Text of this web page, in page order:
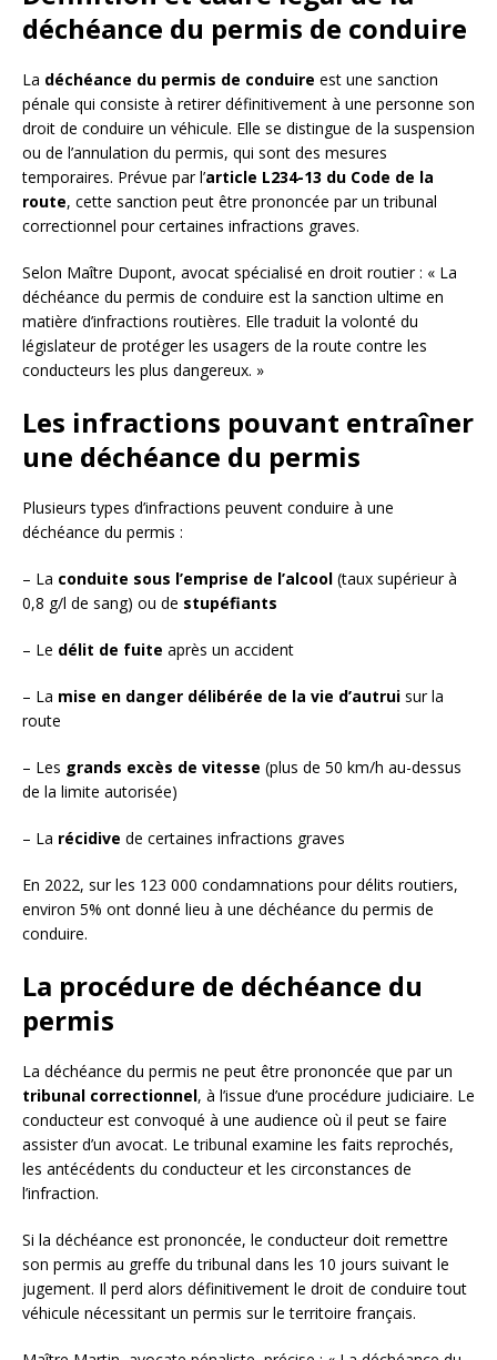
déchéance du permis de conduire
La déchéance du permis de conduire est une sanction
pénale qui consiste à retirer définitivement à une personne son
droit de conduire un véhicule. Elle se distingue de la suspension
ou de l’annulation du permis, qui sont des mesures
temporaires. Prévue par l’article L234-13 du Code de la
route, cette sanction peut être prononcée par un tribunal
correctionnel pour certaines infractions graves.
Selon Maître Dupont, avocat spécialisé en droit routier : « La
déchéance du permis de conduire est la sanction ultime en
matière d’infractions routières. Elle traduit la volonté du
législateur de protéger les usagers de la route contre les
conducteurs les plus dangereux. »
Les infractions pouvant entraîner
une déchéance du permis
Plusieurs types d’infractions peuvent conduire à une
déchéance du permis :
– La conduite sous l’emprise de l’alcool (taux supérieur à
0,8 g/l de sang) ou de stupéfiants
– Le délit de fuite après un accident
– La mise en danger délibérée de la vie d’autrui sur la
route
– Les grands excès de vitesse (plus de 50 km/h au-dessus
de la limite autorisée)
– La récidive de certaines infractions graves
En 2022, sur les 123 000 condamnations pour délits routiers,
environ 5% ont donné lieu à une déchéance du permis de
conduire.
La procédure de déchéance du
permis
La déchéance du permis ne peut être prononcée que par un
tribunal correctionnel, à l’issue d’une procédure judiciaire. Le
conducteur est convoqué à une audience où il peut se faire
assister d’un avocat. Le tribunal examine les faits reprochés,
les antécédents du conducteur et les circonstances de
l’infraction.
Si la déchéance est prononcée, le conducteur doit remettre
son permis au greffe du tribunal dans les 10 jours suivant le
jugement. Il perd alors définitivement le droit de conduire tout
véhicule nécessitant un permis sur le territoire français.